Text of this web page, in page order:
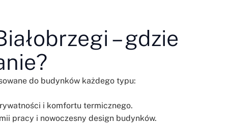
– gdzie
do budynków każdego typu:
i komfortu termicznego.
pracy i nowoczesny design budynków.